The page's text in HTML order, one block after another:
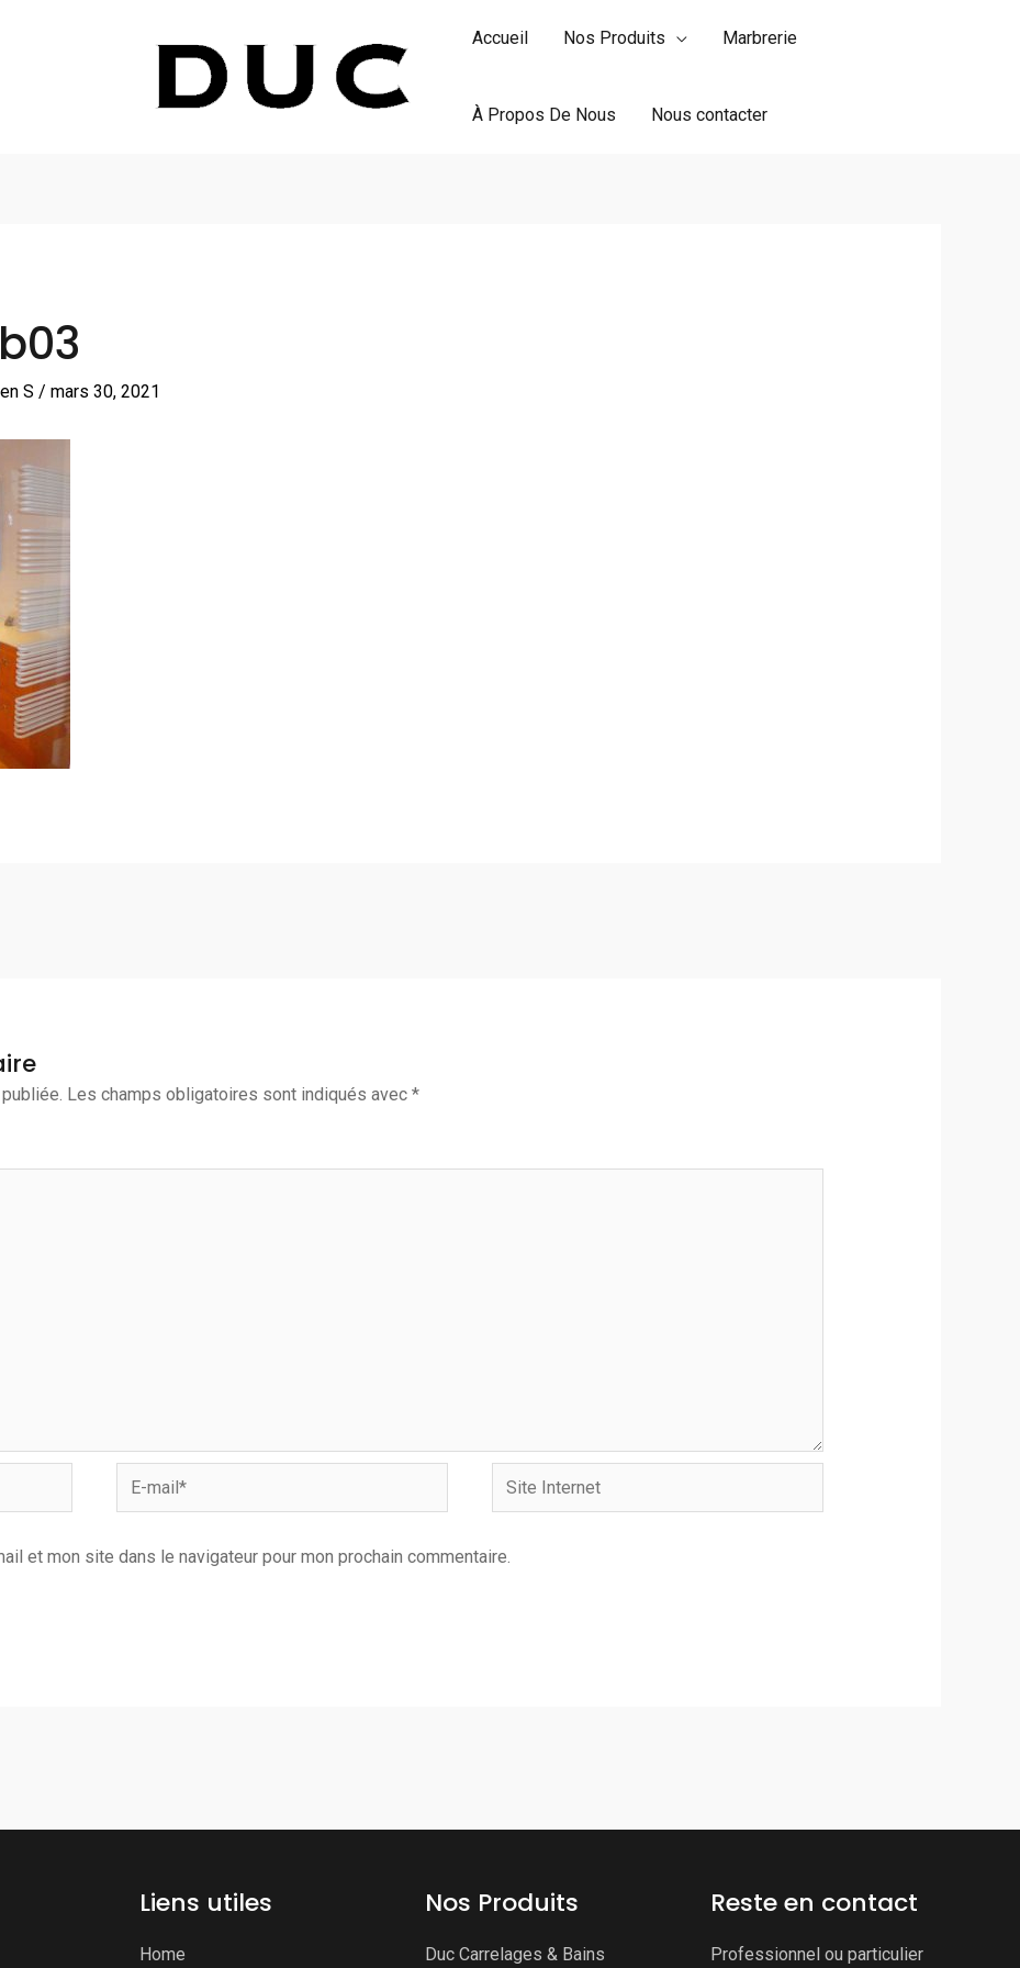
Accueil Nos Produits Marbrerie
À Propos De Nous Nous contacter
S / mars 30, 2021
Les champs obligatoires sont indiqués avec *
mail*
Site
Internet
et mon site dans le navigateur pour mon prochain commentaire.
Liens utiles
Home
Nos Produits
Duc Carrelages & Bains
Reste en contact
Professionnel ou particulier